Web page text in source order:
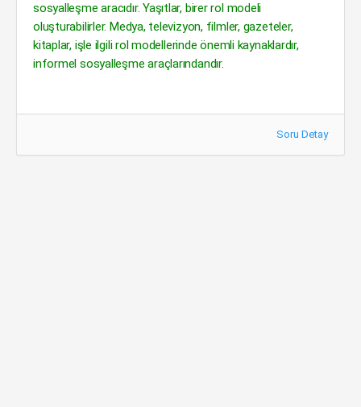
sosyalleşme aracıdır. Yaşıtlar, birer rol modeli
oluşturabilirler. Medya, televizyon, filmler, gazeteler,
kitaplar, işle ilgili rol modellerinde önemli kaynaklardır,
informel sosyalleşme araçlarındandır.
Soru Detay